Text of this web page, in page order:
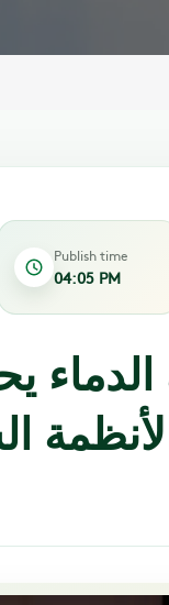
Publish time
04:05 PM